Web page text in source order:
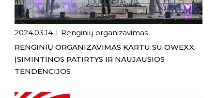
2024.03.14
Renginių organizavimas
RENGINIŲ ORGANIZAVIMAS KARTU SU OWEXX:
ĮSIMINTINOS PATIRTYS IR NAUJAUSIOS
TENDENCIJOS